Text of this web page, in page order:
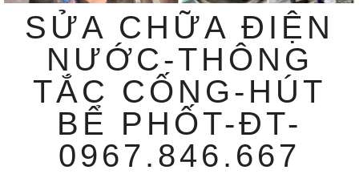
SỬA CHỮA ĐIỆN
NƯỚC-THÔNG
TẮC CỐNG-HÚT
BỂ PHỐT-ĐT-
0967.846.667